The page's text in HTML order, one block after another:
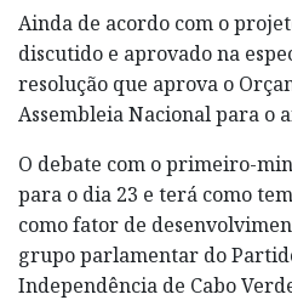
Ainda de acordo com o
discutido e aprovado na
resolução que aprova o
Assembleia Nacional para o
O debate com o primeiro-
para o dia 23 e terá como
como fator de
grupo parlamentar do
Independência de Cabo